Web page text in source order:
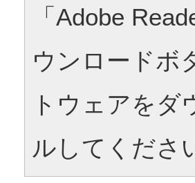
「Adobe
ウンロードボ
トウェアをダ
ルしてくださ